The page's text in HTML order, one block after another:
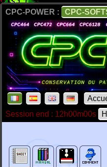
CPC-POWER : CPC-
Session end : 12h00m00s